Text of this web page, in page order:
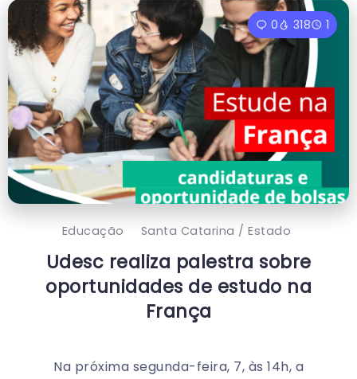
0 318 1
Educação Santa Catarina / Estado
Udesc realiza palestra sobre
oportunidades de estudo na
França
Na próxima segunda-feira, 7, às 14h, a